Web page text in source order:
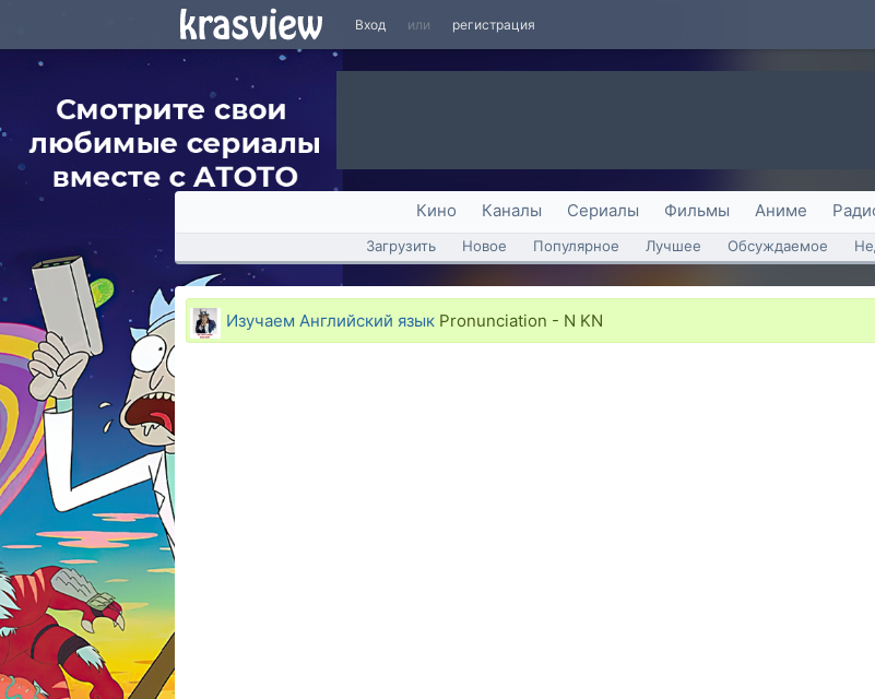
Вход или регистрация
Кино Каналы Сериалы Фильмы Аниме
Загрузить Новое Популярное Лучшее Обсуждаемое
Изучаем Английский язык Pronunciation - N KN